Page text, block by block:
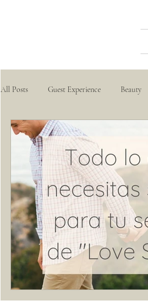
All Posts Guest Experience Beauty
Hacienda Weddings